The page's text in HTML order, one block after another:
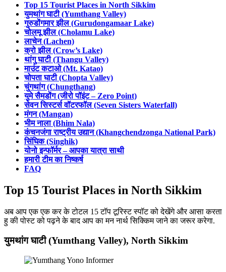
Top 15 Tourist Places in North Sikkim
युमथांग घाटी (Yumthang Valley)
गुरुडोंगमार झील (Gurudongamaar Lake)
चोलमू झील (Cholamu Lake)
लाचेन (Lachen)
क्रो झील (Crow’s Lake)
थांगु घाटी (Thangu Valley)
माउंट कटाओ (Mt. Katao)
चोपता घाटी (Chopta Valley)
चुंगथांग (Chungthang)
युमे सैमडोंग (जीरो पॉइंट – Zero Point)
सेवन सिस्टर्स वॉटरफॉल (Seven Sisters Waterfall)
मंगन (Mangan)
भीम नाला (Bhim Nala)
कंचनजंगा राष्ट्रीय उद्यान (Khangchendzonga National Park)
सिंघिक (Singhik)
योनो इन्फॉर्मर – आपका यात्रा साथी
हमारी टीम का निष्कर्ष
FAQ
Top 15 Tourist Places in North Sikkim
अब आप एक एक कर के टोटल 15 टॉप टूरिस्ट स्पॉट को देखेंगे और आसा करता
हु की पोस्ट को पढ़ने के बाद आप का मन नार्थ सिक्किम जाने का जरूर करेगा.
युमथांग घाटी (Yumthang Valley), North Sikkim